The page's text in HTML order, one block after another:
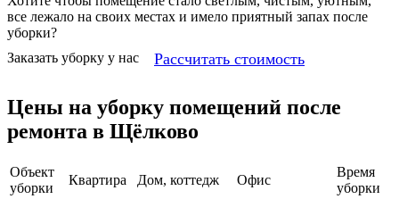
все лежало на своих местах и имело приятный запах после
уборки?
Заказать уборку у нас
Рассчитать стоимость
Цены на уборку помещений после
ремонта в Щёлково
Объект
уборки
Квартира Дом, коттедж Офис
Время
уборки